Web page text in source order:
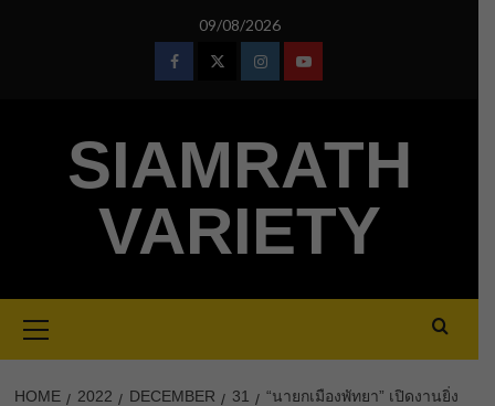
09/08/2026
FacebookTwitterInstagramYoutube
SIAMRATH
VARIETY
Menu
HOME 2022 DECEMBER 31
“นายกเมืองพัทยา” เปิดงานยิ่ง